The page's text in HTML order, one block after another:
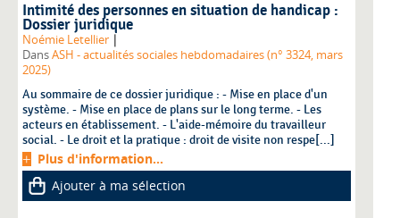
Intimité des personnes en situation de handicap :
Dossier juridique
Noémie Letellier |
DansASH - actualités sociales hebdomadaires (n° 3324, mars
2025)
Au sommaire de ce dossier juridique : - Mise en place d'un
système. - Mise en place de plans sur le long terme. - Les
acteurs en établissement. - L'aide-mémoire du travailleur
social. - Le droit et la pratique : droit de visite non respe[...]
Plus d'information...
Ajouter à ma sélection